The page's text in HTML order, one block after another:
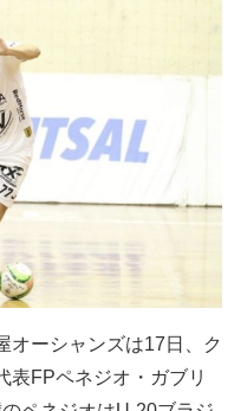
オーシャンズは17 日、ク
表FPペネジオ・ガブリ